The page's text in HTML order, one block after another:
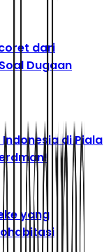
dari
Dugaan
di Piala
yang